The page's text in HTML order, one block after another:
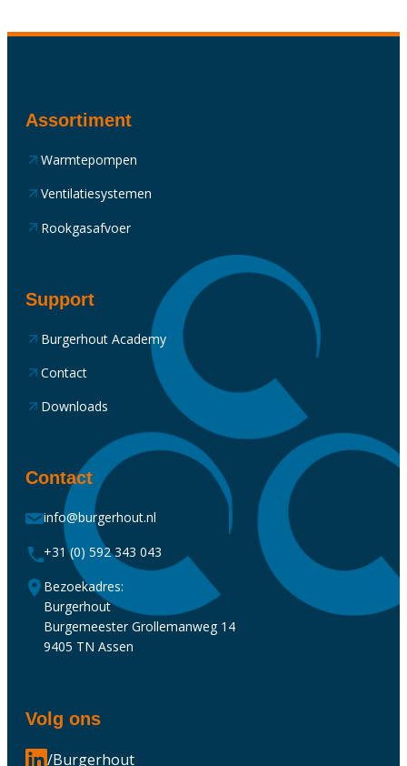
Assortiment
Warmtepompen
Ventilatiesystemen
Rookgasafvoer
Support
Burgerhout Academy
Contact
Downloads
Contact
info@burgerhout.nl
+31 (0) 592 343 043
Bezoekadres:
Burgerhout
Burgemeester Grollemanweg 14
9405 TN Assen
Volg ons
/Burgerhout